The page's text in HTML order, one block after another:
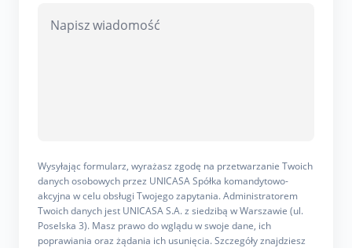
Wysyłając formularz, wyrażasz zgodę na przetwarzanie Twoich
danych osobowych przez UNICASA Spółka komandytowo-
akcyjna w celu obsługi Twojego zapytania. Administratorem
Twoich danych jest UNICASA S.A. z siedzibą w Warszawie (ul.
Poselska 3). Masz prawo do wglądu w swoje dane, ich
poprawiania oraz żądania ich usunięcia. Szczegóły znajdziesz